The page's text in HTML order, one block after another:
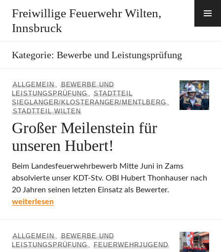
Inhalt
springen
Freiwillige Feuerwehr Wilten,
Innsbruck
Kategorie: Bewerbe und Leistungsprüfung
ALLGEMEIN, BEWERBE UND
LEISTUNGSPRÜFUNG, STADTTEIL
SIEGLANGER/KLOSTERANGER/MENTLBERG,
STADTTEIL WILTEN
Großer Meilenstein für
unseren Hubert!
Beim Landesfeuerwehrbewerb Mitte Juni in Zams
absolvierte unser KDT-Stv. OBI Hubert Thonhauser nach
20 Jahren seinen letzten Einsatz als Bewerter.
Großer Meilenstein für unseren Hubert!
weiterlesen
ALLGEMEIN, BEWERBE UND
LEISTUNGSPRÜFUNG, FEUERWEHRJUGEND